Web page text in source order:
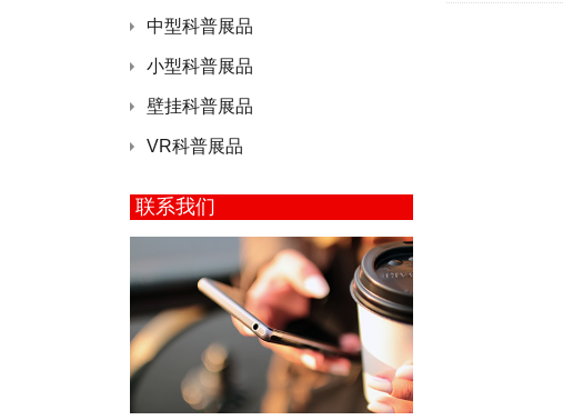
中型科普展品
小型科普展品
壁挂科普展品
VR科普展品
联系我们